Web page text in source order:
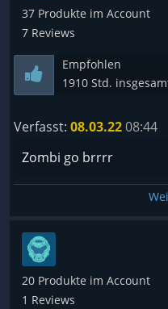
37 Produkte im Account
7 Reviews
Empfohlen
1910 Std.
Verfasst: 08.03.2208:44
Zombi go brrrr
20 Produkte im Account
1 Reviews